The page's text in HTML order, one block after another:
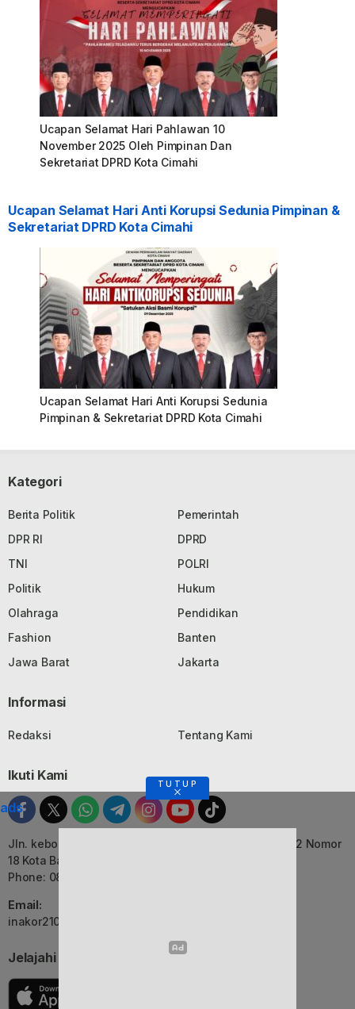
Ucapan Selamat Hari Pahlawan 10
November 2025 Oleh Pimpinan Dan
Sekretariat DPRD Kota Cimahi
Ucapan Selamat Hari Anti Korupsi Sedunia Pimpinan &
Sekretariat DPRD Kota Cimahi
Ucapan Selamat Hari Anti Korupsi Sedunia
Pimpinan & Sekretariat DPRD Kota Cimahi
Kategori
Berita Politik
Pemerintah
DPR RI
DPRD
TNI
POLRI
Politik
Hukum
Olahraga
Pendidikan
Fashion
Banten
Jawa Barat
Jakarta
Informasi
Redaksi Tentang Kami
Ikuti Kami
Jln. kebon Jati, Komplek Ruko Luxor Permai Kavling 22 Nomor
18 Kota Bandung, Jawa Barat
Phone: 082116055552
Email:
inakor2105@gmail.com (Redaksi)
Jelajahi Berita di Apps Kami
TUTUP
ads